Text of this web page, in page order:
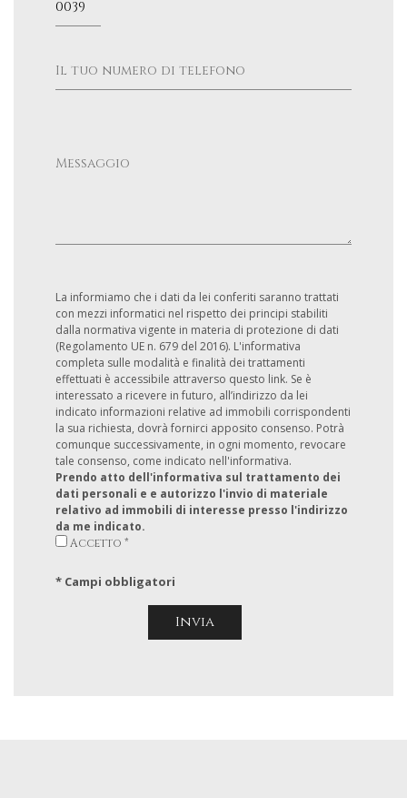
La informiamo che i dati da lei conferiti saranno trattati
con mezzi informatici nel rispetto dei principi stabiliti
dalla normativa vigente in materia di protezione di dati
(Regolamento UE n. 679 del 2016). L'informativa
completa sulle modalità e finalità dei trattamenti
effettuati è accessibile attraverso questo link. Se è
interessato a ricevere in futuro, all’indirizzo da lei
indicato informazioni relative ad immobili corrispondenti
la sua richiesta, dovrà fornirci apposito consenso. Potrà
comunque successivamente, in ogni momento, revocare
tale consenso, come indicato nell'informativa.
Prendo atto dell'informativa sul trattamento dei
dati personali e e autorizzo l'invio di materiale
relativo ad immobili di interesse presso l'indirizzo
da me indicato.
Accetto *
* Campi obbligatori